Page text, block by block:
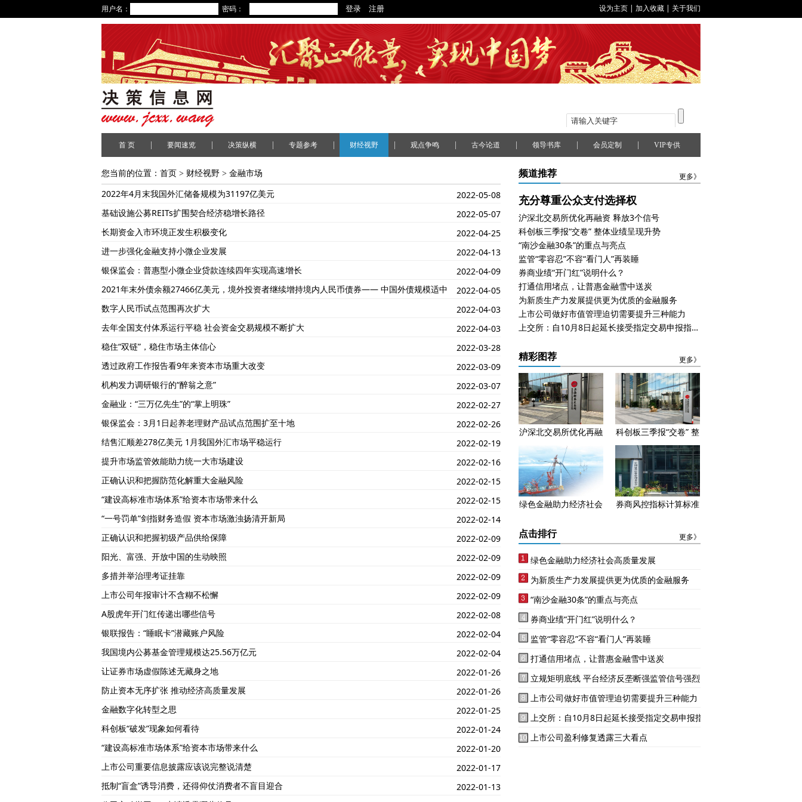
用户名： 密码： 设为主页 | 加入收藏 | 关于我们
首 页 要闻速览 决策纵横 专题参考 财经视野 观点争鸣 古今论道 领导书库 会员定制 VIP专供
您当前的位置： 首页 > 财经视野 > 金融市场
2022年4月末我国外汇储备规模为31197亿美元
2022-05-08
基础设施公募REITs扩围契合经济稳增长路径
2022-05-07
长期资金入市环境正发生积极变化
2022-04-25
进一步强化金融支持小微企业发展
2022-04-13
银保监会：普惠型小微企业贷款连续四年实现高速增长
2022-04-09
2021年末外债余额27466亿美元，境外投资者继续增持境内人民币债券—— 中国外债规模适中
2022-04-05
数字人民币试点范围再次扩大
2022-04-03
去年全国支付体系运行平稳 社会资金交易规模不断扩大
2022-04-03
稳住“双链”，稳住市场主体信心
2022-03-28
透过政府工作报告看9年来资本市场重大改变
2022-03-09
机构发力调研银行的“醉翁之意”
2022-03-07
金融业：“三万亿先生”的“掌上明珠”
2022-02-27
银保监会：3月1日起养老理财产品试点范围扩至十地
2022-02-26
结售汇顺差278亿美元 1月我国外汇市场平稳运行
2022-02-19
提升市场监管效能助力统一大市场建设
2022-02-16
正确认识和把握防范化解重大金融风险
2022-02-15
“建设高标准市场体系”给资本市场带来什么
2022-02-15
“一号罚单”剑指财务造假 资本市场激浊扬清开新局
2022-02-14
正确认识和把握初级产品供给保障
2022-02-09
阳光、富强、开放中国的生动映照
2022-02-09
多措并举治理考证挂靠
2022-02-09
上市公司年报审计不含糊不松懈
2022-02-09
A股虎年开门红传递出哪些信号
2022-02-08
银联报告：“睡眠卡”潜藏账户风险
2022-02-04
我国境内公募基金管理规模达25.56万亿元
2022-02-04
让证券市场虚假陈述无藏身之地
2022-01-26
防止资本无序扩张 推动经济高质量发展
2022-01-26
金融数字化转型之思
2022-01-25
科创板“破发”现象如何看待
2022-01-24
“建设高标准市场体系”给资本市场带来什么
2022-01-20
上市公司重要信息披露应该说完整说清楚
2022-01-17
抵制“盲盒”诱导消费，还得仰仗消费者不盲目迎合
2022-01-13
频道推荐 更多》
充分尊重公众支付选择权
沪深北交易所优化再融资 释放3个信号
科创板三季报“交卷” 整体业绩呈现升势
“南沙金融30条”的重点与亮点
监管“零容忍”不容“看门人”再装睡
券商业绩“开门红”说明什么？
打通信用堵点，让普惠金融雪中送炭
为新质生产力发展提供更为优质的金融服务
上市公司做好市值管理迫切需要提升三种能力
上交所：自10月8日起延长接受指定交易申报指令时间
精彩图荐 更多》
沪深北交易所优化再融
资 释放3个信号
科创板三季报“交卷” 整
体业绩呈现升势
绿色金融助力经济社会
券商风控指标计算标准
点击排行 更多》
绿色金融助力经济社会高质量发展
为新质生产力发展提供更为优质的金融服务
“南沙金融30条”的重点与亮点
券商业绩“开门红”说明什么？
监管“零容忍”不容“看门人”再装睡
打通信用堵点，让普惠金融雪中送炭
立规矩明底线 平台经济反垄断强监管信号强烈
上市公司做好市值管理迫切需要提升三种能力
上市公司盈利修复透露三大看点